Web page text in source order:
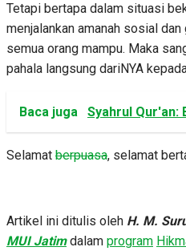
Tetapi bertapa dalam situasi
menjalankan amanah sosial
semua orang mampu. Maka
pahala langsung dariNYA
Baca juga Syahrul Qur'an:
Selamat berpuasa, selamat
Artikel ini ditulis oleh H. M.
MUI Jatimdalam program